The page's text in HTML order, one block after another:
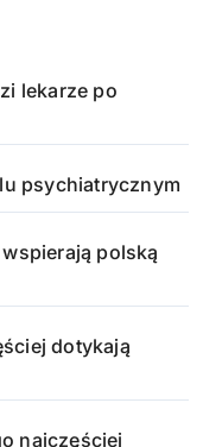
lekarze po
psychiatrycznym
polską
dotykają
najczęściej